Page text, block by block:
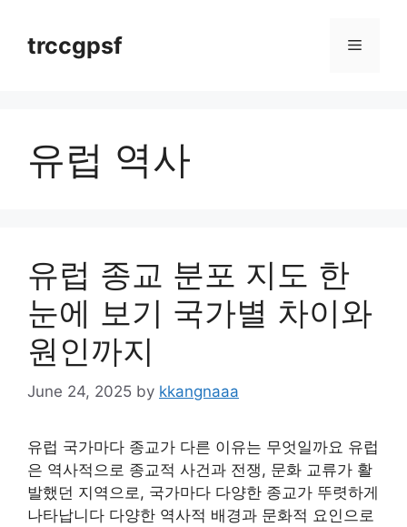
contenttrccgpsf Menu
유럽 역사
유럽 종교 분포 지도 한
눈에 보기 국가별 차이와
원인까지
June 24, 2025 by kkangnaaa
유럽 국가마다 종교가 다른 이유는 무엇일까요 유럽
은 역사적으로 종교적 사건과 전쟁, 문화 교류가 활
발했던 지역으로, 국가마다 다양한 종교가 뚜렷하게
나타납니다 다양한 역사적 배경과 문화적 요인으로